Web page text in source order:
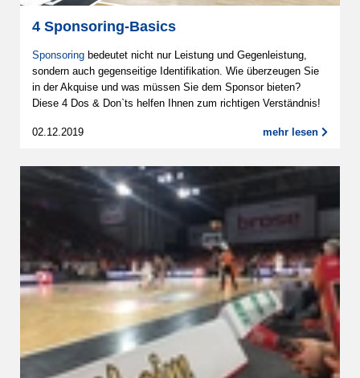
4 Sponsoring-Basics
Sponsoring bedeutet nicht nur Leistung und Gegenleistung,
sondern auch gegenseitige Identifikation. Wie überzeugen Sie
in der Akquise und was müssen Sie dem Sponsor bieten?
Diese 4 Dos & Don`ts helfen Ihnen zum richtigen Verständnis!
02.12.2019 mehr lesen